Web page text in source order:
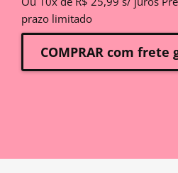
prazo limitado
COMPRAR com frete